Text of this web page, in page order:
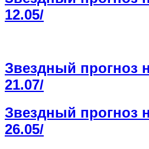
12.05/
Звездный прогноз
21.07/
Звездный прогноз
26.05/